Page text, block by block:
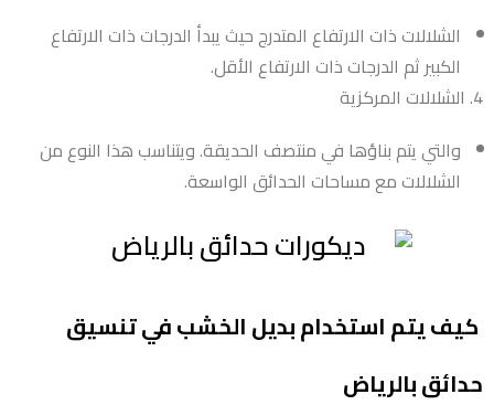
الشلالات ذات الارتفاع المتدرج حيث يبدأ الدرجات ذات الارتفاع
الكبير ثم الدرجات ذات الارتفاع الأقل.
4. الشلالات المركزية
والتي يتم بناؤها في منتصف الحديقة. ويتناسب هذا النوع من
الشلالات مع مساحات الحدائق الواسعة.
كيف يتم استخدام بديل الخشب في تنسيق
حدائق بالرياض